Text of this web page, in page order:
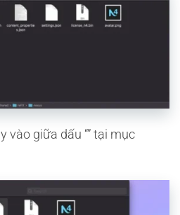
vào giữa dấu “” tại mục